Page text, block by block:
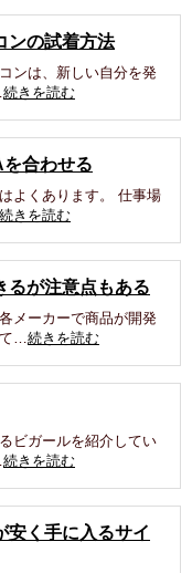
ンの試着方法
ンは、新しい自分を発
続きを読む
合わせる
よくあります。 仕事場
続きを読む
るが注意点もある
メーカーで商品が開発
て…続きを読む
ビガールを紹介してい
続きを読む
安く手に入るサイ